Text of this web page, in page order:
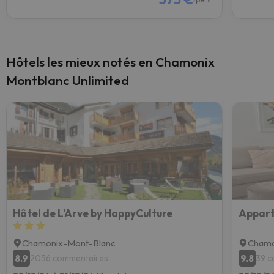
Hôtels les mieux notés en Chamonix
Montblanc Unlimited
Hôtel de L'Arve by HappyCulture
Chamonix-Mont-Blanc
8.9 2056 commentaires
9.8 39